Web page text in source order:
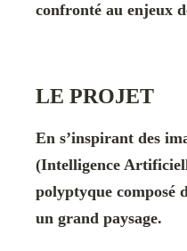
confronté au enjeux
LE PROJET
En s’inspirant des
(Intelligence
polyptyque composé
un grand paysage.